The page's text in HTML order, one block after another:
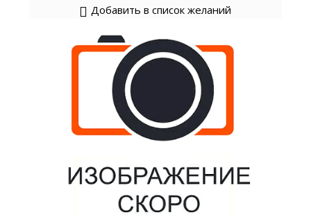
Добавить в список желаний